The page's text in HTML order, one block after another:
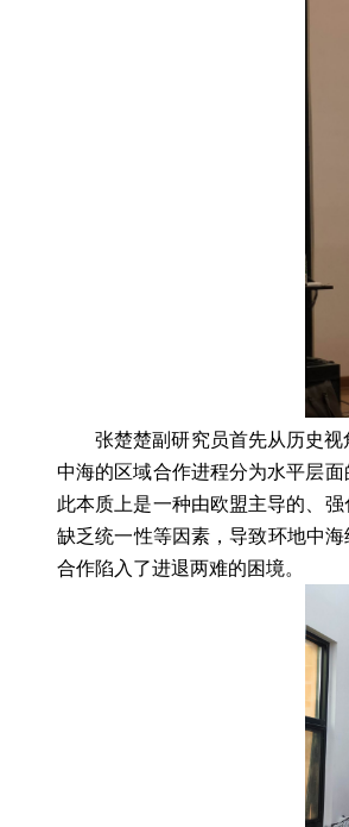
张楚楚副研究员首先从历史
中海的区域合作进程分为水平层
此本质上是一种由欧盟主导的、
缺乏统一性等因素，导致环地中
合作陷入了进退两难的困境。